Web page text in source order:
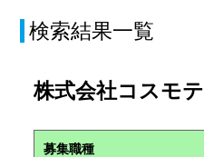
検索結果一覧
株式会社コスモ
募集職種